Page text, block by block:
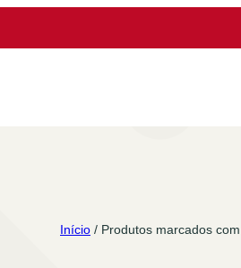
Início / Produtos marcados